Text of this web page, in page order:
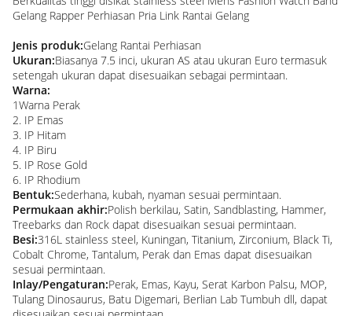
Gelang Rapper Perhiasan Pria Link Rantai Gelang
Jenis produk:Gelang Rantai Perhiasan
Ukuran:Biasanya 7.5 inci, ukuran AS atau ukuran Euro termasuk
setengah ukuran dapat disesuaikan sebagai permintaan.
Warna:
1Warna Perak
2. IP Emas
3. IP Hitam
4. IP Biru
5. IP Rose Gold
6. IP Rhodium
Bentuk:Sederhana, kubah, nyaman sesuai permintaan.
Permukaan akhir:Polish berkilau, Satin, Sandblasting, Hammer,
Treebarks dan Rock dapat disesuaikan sesuai permintaan.
Besi:316L stainless steel, Kuningan, Titanium, Zirconium, Black Ti,
Cobalt Chrome, Tantalum, Perak dan Emas dapat disesuaikan
sesuai permintaan.
Inlay/Pengaturan:Perak, Emas, Kayu, Serat Karbon Palsu, MOP,
Tulang Dinosaurus, Batu Digemari, Berlian Lab Tumbuh dll, dapat